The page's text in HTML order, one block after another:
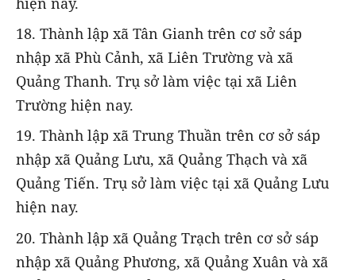
18. Thành lập xã Tân Gianh trên cơ sở sáp
nhập xã Phù Cảnh, xã Liên Trường và xã
Quảng Thanh. Trụ sở làm việc tại xã Liên
Trường hiện nay.
19. Thành lập xã Trung Thuần trên cơ sở sáp
nhập xã Quảng Lưu, xã Quảng Thạch và xã
Quảng Tiến. Trụ sở làm việc tại xã Quảng Lưu
hiện nay.
20. Thành lập xã Quảng Trạch trên cơ sở sáp
nhập xã Quảng Phương, xã Quảng Xuân và xã